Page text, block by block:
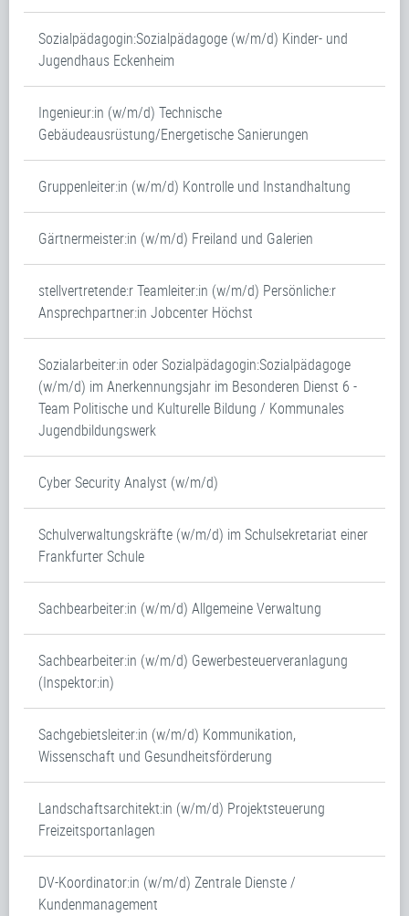
Sozialpädagogin:Sozialpädagoge (w/m/d) Kinder- und
Jugendhaus Eckenheim
Ingenieur:in (w/m/d) Technische
Gebäudeausrüstung/Energetische Sanierungen
Gruppenleiter:in (w/m/d) Kontrolle und Instandhaltung
Gärtnermeister:in (w/m/d) Freiland und Galerien
stellvertretende:r Teamleiter:in (w/m/d) Persönliche:r
Ansprechpartner:in Jobcenter Höchst
Sozialarbeiter:in oder Sozialpädagogin:Sozialpädagoge
(w/m/d) im Anerkennungsjahr im Besonderen Dienst 6 -
Team Politische und Kulturelle Bildung / Kommunales
Jugendbildungswerk
Cyber Security Analyst (w/m/d)
Schulverwaltungskräfte (w/m/d) im Schulsekretariat einer
Frankfurter Schule
Sachbearbeiter:in (w/m/d) Allgemeine Verwaltung
Sachbearbeiter:in (w/m/d) Gewerbesteuerveranlagung
(Inspektor:in)
Sachgebietsleiter:in (w/m/d) Kommunikation,
Wissenschaft und Gesundheitsförderung
Landschaftsarchitekt:in (w/m/d) Projektsteuerung
Freizeitsportanlagen
DV-Koordinator:in (w/m/d) Zentrale Dienste /
Kundenmanagement